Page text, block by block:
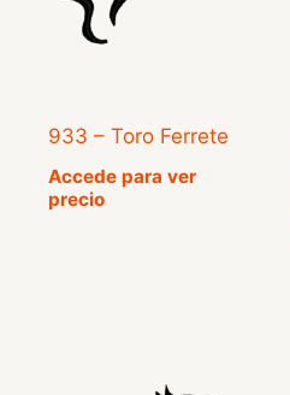
933 – Toro Ferrete
Accede para ver
precio